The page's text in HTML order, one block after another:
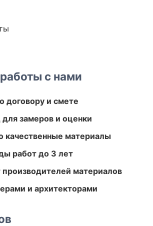
с нами
договору и смете
замеров и оценки
качественные материалы
работ до 3 лет
материалов
и архитекторами